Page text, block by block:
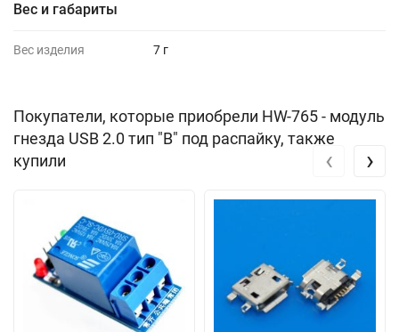
Вес и габариты
Вес изделия 7 г
Покупатели, которые приобрели HW-765 - модуль
гнезда USB 2.0 тип "B" под распайку, также
купили
‹ ›